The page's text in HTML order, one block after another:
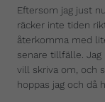
Eftersom jag just
räcker inte tiden
återkomma med
senare tillfälle. Jag
vill skriva om, och
hoppas jag och då